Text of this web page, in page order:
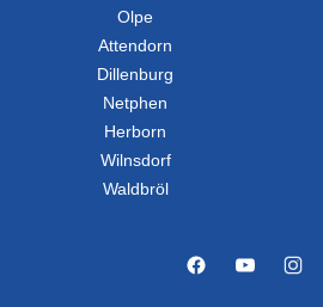
Olpe
Attendorn
Dillenburg
Netphen
Herborn
Wilnsdorf
Waldbröl